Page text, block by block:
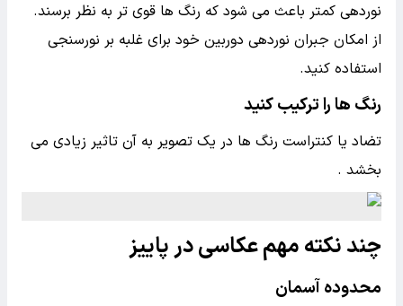
نوردهی کمتر باعث می شود که رنگ ها قوی تر به نظر برسند.
از امکان جبران نوردهی دوربین خود برای غلبه بر نورسنجی
استفاده کنید.
رنگ ها را ترکیب کنید
تضاد یا کنتراست رنگ ها در یک تصویر به آن تاثیر زیادی می
بخشد .
چند نکته مهم عکاسی در پاییز
محدوده آسمان